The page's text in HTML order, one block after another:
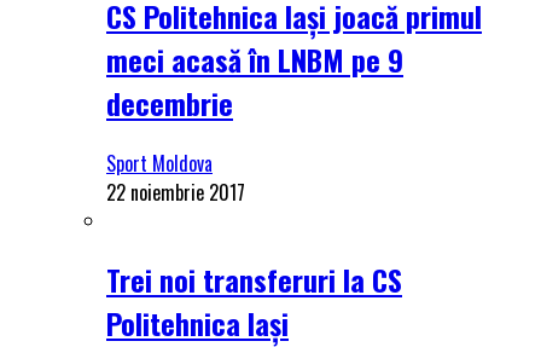
CS Politehnica Iași joacă primul
meci acasă în LNBM pe 9
decembrie
Sport Moldova
22 noiembrie 2017
Trei noi transferuri la CS
Politehnica Iași